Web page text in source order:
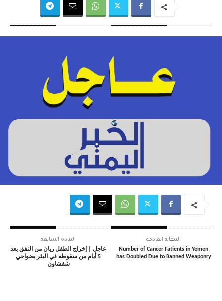
المادة السابقة
عاجل | إخراج الطفل ريان من النفق بعد
5 أيام من سقوطه في البئر بضواحي
شفشاون
المقالة القادمة
Number of Cancer Patients in Yemen
has Doubled Due to Banned Weaponry